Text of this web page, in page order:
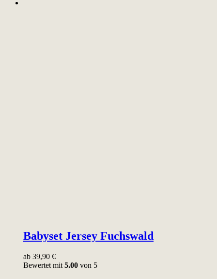
Babyset Jersey Fuchswald
ab 39,90 €
Bewertet mit 5.00 von 5